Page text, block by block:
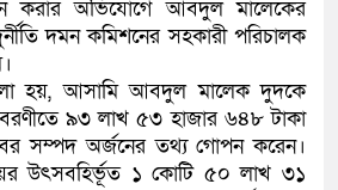
করার অভিযোগে আবদুল মালেকের
দমন কমিশনের সহকারী পরিচালক
হয়, আসামি আবদুল মালেক দুদকে
৯৩ লাখ ৫৩ হাজার ৬৪৮ টাকা
সম্পদ অর্জনের তথ্য গোপন করেন।
উৎসবহির্ভূত ১ কোটি ৫০ লাখ ৩১